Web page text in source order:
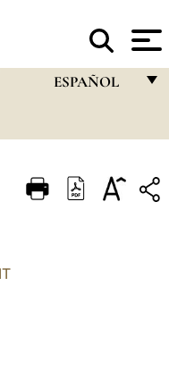
ESPAÑOL
ITALIANO
IT